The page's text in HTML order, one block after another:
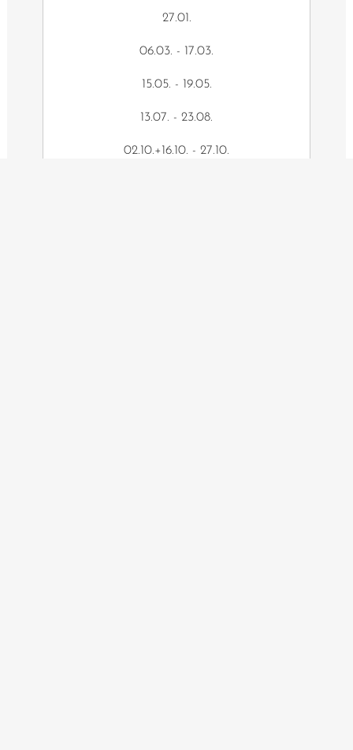
27.01.
06.03. - 17.03.
15.05. - 19.05.
13.07. - 23.08.
02.10.+16.10. - 27.10.